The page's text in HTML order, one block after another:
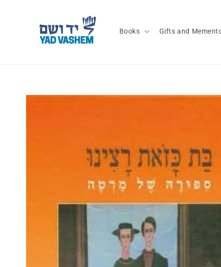
Books Gifts and
Skip to